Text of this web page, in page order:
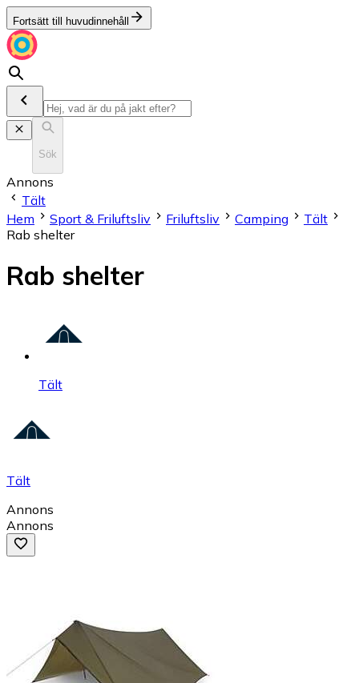
Fortsätt till huvudinnehåll
Sök
Annons
Tält
Hem
Sport & Friluftsliv Friluftsliv Camping
Tält
Rab shelter
Rab shelter
Tält
Tält
Annons
Annons